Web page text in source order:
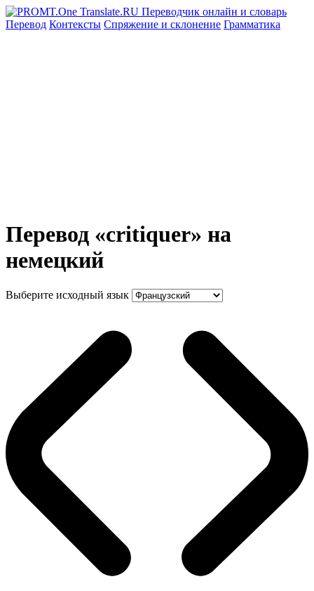
Перевод Контексты Спряжение и склонение Грамматика
Перевод «critiquer» на
немецкий
Выберите исходный язык